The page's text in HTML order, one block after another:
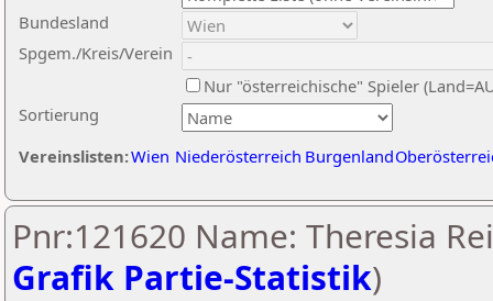
Sortierung
Bundesland
Spgem./Kreis/Verein
Nur "österreichische" Spieler
Vereinslisten:Wien Niederösterreich Burgenland
Pnr:121620 Name: Theresia
Grafik Partie-Statistik)